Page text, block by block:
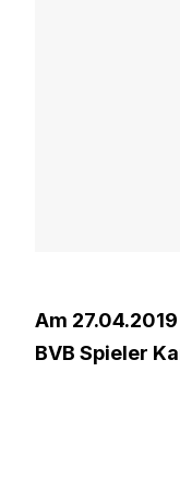
Am
BVB Spieler